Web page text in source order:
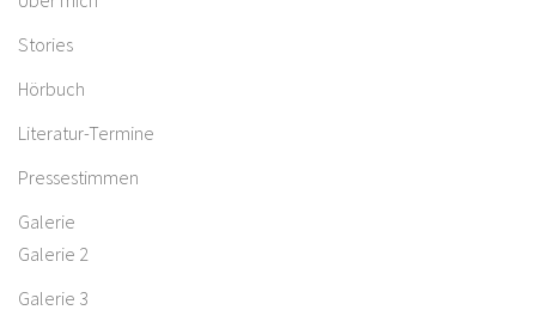
Stories
Hörbuch
Literatur-Termine
Pressestimmen
Galerie
Galerie 2
Galerie 3